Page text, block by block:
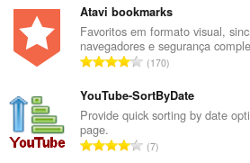
m
e
r
o
o
t
a
Atavi bookmarks
Favoritos em formato visual,
navegadores e segurança
N
m
e
o
170
YouTube-SortByDate
Provide quick sorting by date
page.
N7